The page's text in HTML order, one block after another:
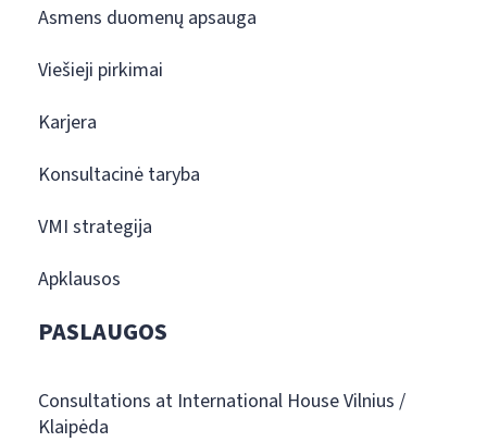
Asmens duomenų apsauga
Viešieji pirkimai
Karjera
Konsultacinė taryba
VMI strategija
Apklausos
PASLAUGOS
Consultations at International House Vilnius /
Klaipėda